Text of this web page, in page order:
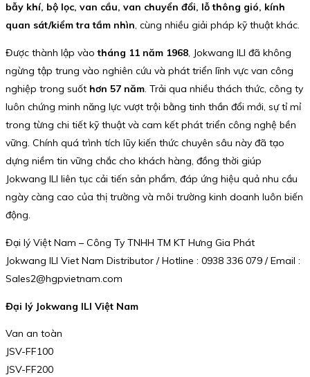
bẫy khí, bộ lọc, van cầu, van chuyển đổi, lỗ thông gió, kính
quan sát/kiểm tra tầm nhìn, cùng nhiều giải pháp kỹ thuật khác.
Được thành lập vàotháng 11 năm 1968, Jokwang ILI đã không
ngừng tập trung vào nghiên cứu và phát triển lĩnh vực van công
nghiệp trong suốt hơn 57 năm. Trải qua nhiều thách thức, công ty
luôn chứng minh năng lực vượt trội bằng tinh thần đổi mới, sự tỉ mỉ
trong từng chi tiết kỹ thuật và cam kết phát triển công nghệ bền
vững. Chính quá trình tích lũy kiến thức chuyên sâu này đã tạo
dựng niềm tin vững chắc cho khách hàng, đồng thời giúp
Jokwang ILI liên tục cải tiến sản phẩm, đáp ứng hiệu quả nhu cầu
ngày càng cao của thị trường và môi trường kinh doanh luôn biến
động.
Đại lý Việt Nam – Công Ty TNHH TM KT Hưng Gia Phát
Jokwang ILI Viet Nam Distributor / Hotline : 0938 336 079 / Email :
Sales2@hgpvietnam.com
Đại lý Jokwang ILI Việt Nam
Van an toàn
JSV-FF100
JSV-FF200